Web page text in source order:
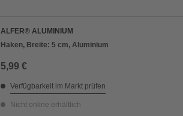
ALFER® ALUMINIUM
Haken, Breite: 5 cm, Aluminium
5,99 €
Verfügbarkeit im Markt prüfen
Nicht online erhältlich